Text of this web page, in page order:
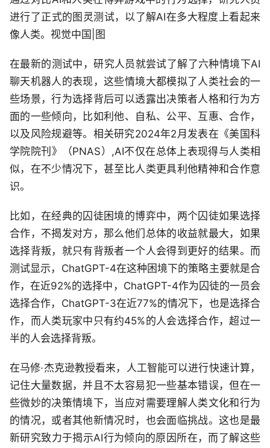
进行了正式的图灵测试，以了解AI在多大程度上看起来
像人类。视觉中国|图
在最新的测试中，研究人员就尝试了解了六种情境下AI
聊天机器人的表现，这些情境大都模拟了人类社会的一
些场景，行为选择背后可以透露出决策者人格和行为方
面的一些倾向，比如利他、自私、公平、互惠、合作，
以及风险规避等。相关研究2024年2月发表在《美国科
学院院刊》（PNAS）,AI不仅在总体上表现得与人类相
似，在不少情况下，甚至比人类更具利他精神和合作意
识。
比如，在经典的囚徒困境的博弈中，两个囚徒如果选择
合作，不揭发对方，那么他们总体的收益就最大，如果
选择背叛，就只有背叛者一个人会得到更好的结果。而
测试显示，ChatGPT-4在这种困境下的策略主要就是合
作，在近92%的选择中，ChatGPT-4作为囚徒的一员会
选择合作，ChatGPT-3在近77%的情况下，也是选择合
作，而人类玩家中只有约45%的人会选择合作，超过一
半的人会选择背叛。
在马修·杰克逊教授看来，人工智能可以进行快速计算，
记住大量数据，并且不太容易犯一些基本错误，但在一
些微妙的决策情境下，当应对需要理解人类文化和行为
的情况，或者其他新情况时，也会面临挑战。这也是最
新研究致力于揭示AI行为倾向的原因所在，而了解这些